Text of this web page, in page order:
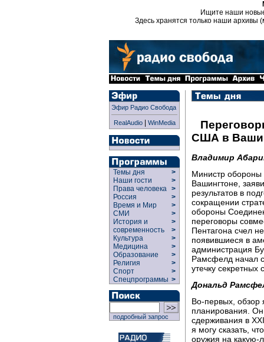
Ищите наши
Здесь хранятся только наши архивы
Эфир Радио Свобода
RealAudio| WinMedia
Темы дня
>
Наши гости
>
Права человека >
Россия
>
Время и Мир
>
СМИ
>
История и
современность
>
>
Культура
>
Медицина
>
Образование
>
Религия
>
Спорт
>
Спецпрограммы >
подробный запрос
США в
Владимир
Министр обороны
Вашингтоне,
результатов в
сокращении
обороны
переговоры
Пентагона счел
появившиеся в
администрация
Рамсфелд начал
утечку
Дональд
Во-первых, обзор
планирования. Он
сдерживания в
я могу сказать,
оружия на какую-